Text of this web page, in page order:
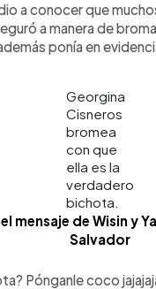
a conocer que
a manera de
ponía en
Georgina
Cisneros
bromea
con que
ella es la
verdadero
bichota.
mensaje de Wisin y
Salvador
Pónganle coco